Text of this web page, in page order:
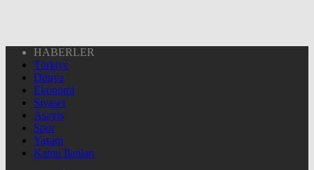
HABERLER
Türkiye
Dünya
Ekonomi
Siyaset
Asayiş
Spor
Yaşam
Kamu İlanları